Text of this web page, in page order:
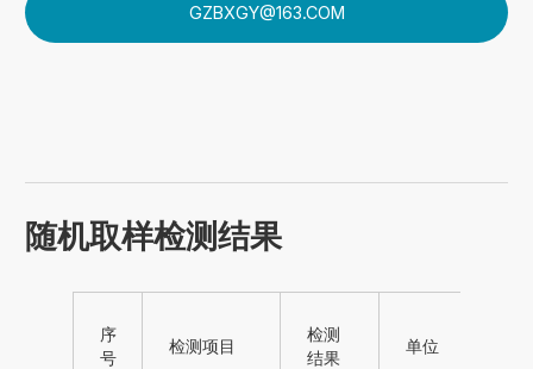
GZBXGY@163.COM
随机取样检测结果
序
号
检测项目
检测
结果
单位